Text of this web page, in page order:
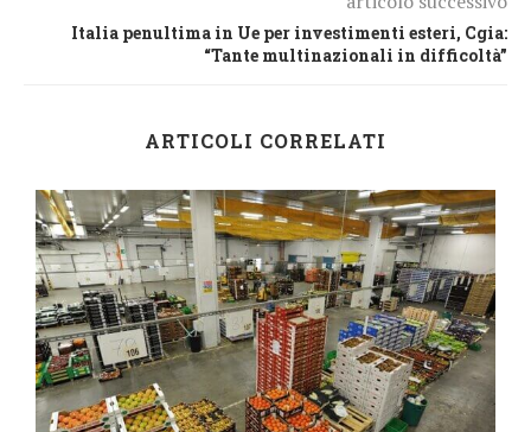
Italia penultima in Ue per investimenti esteri, Cgia:
“Tante multinazionali in difficoltà”
ARTICOLI CORRELATI